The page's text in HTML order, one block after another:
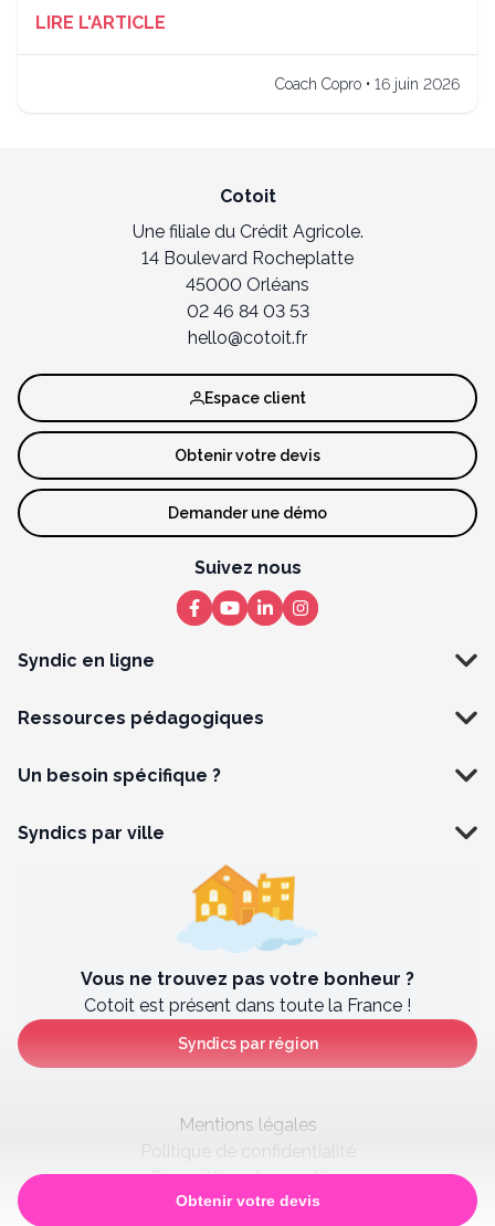
LIRE L'ARTICLE
Coach Copro • 16 juin 2026
Obtenir votre devis
Cotoit
Une filiale du Crédit Agricole.
14 Boulevard Rocheplatte
45000 Orléans
02 46 84 03 53
hello@cotoit.fr
Syndic en ligne
Ressources pédagogiques
Un besoin spécifique ?
Espace client
Obtenir votre devis
Demander une démo
Suivez nous
Syndics par ville
Vous ne trouvez pas votre bonheur ?
Cotoit est présent dans toute la France !
Syndics par région
Mentions légales
Politique de confidentialité
Paramètres des cookies
Satisfaction client